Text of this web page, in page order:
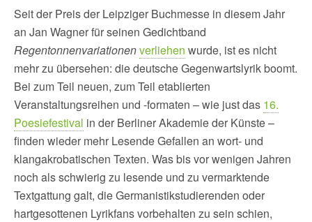
Seit der Preis der Leipziger Buchmesse in diesem Jahr
an Jan Wagner für seinen Gedichtband
Regentonnenvariationenverliehen wurde, ist es nicht
mehr zu übersehen: die deutsche Gegenwartslyrik boomt.
Bei zum Teil neuen, zum Teil etablierten
Veranstaltungsreihen und -formaten – wie just das 16.
Poesiefestival in der Berliner Akademie der Künste –
finden wieder mehr Lesende Gefallen an wort- und
klangakrobatischen Texten. Was bis vor wenigen Jahren
noch als schwierig zu lesende und zu vermarktende
Textgattung galt, die Germanistikstudierenden oder
hartgesottenen Lyrikfans vorbehalten zu sein schien,